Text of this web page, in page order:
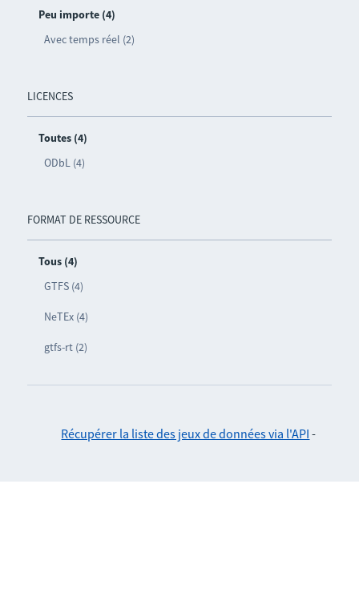
Peu importe (4)
Avec temps réel (2)
LICENCES
Toutes (4)
ODbL (4)
FORMAT DE RESSOURCE
Tous (4)
GTFS (4)
NeTEx (4)
gtfs-rt (2)
Récupérer la liste des jeux de données via l'API -